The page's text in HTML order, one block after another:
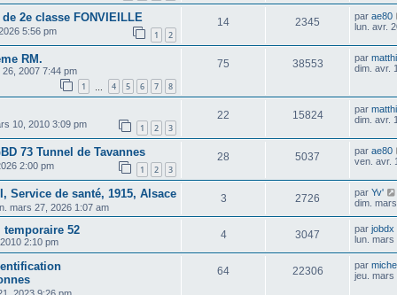
2e classe FONVIEILLE
5:56 pm 1 2
14 2345 par ae80
lun. avr.
RM.
26, 2007 7:44 pm
1 4 5 6 7 8
75 38553 par
dim. avr.
10, 2010 3:09 pm 1 2 3
22 15824 par
dim. avr.
73 Tunnel de Tavannes
2:00 pm 1 2 3
28 5037 par ae80
ven. avr.
Service de santé, 1915, Alsace
mars 27, 2026 1:07 am
3 2726 par Yv'
dim.
52
2:10 pm
4 3047 par jobdx
lun. mars
2023 9:26 pm
64 22306 par
jeu. mars